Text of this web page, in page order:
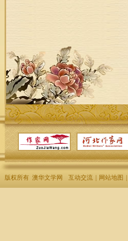
版权所有 澳华文学网 互动交流 网站地图